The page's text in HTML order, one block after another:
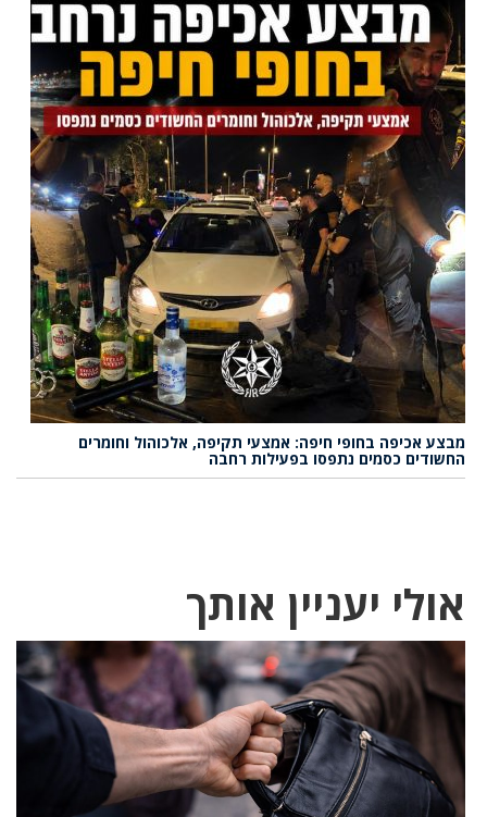
מבצע אכיפה בחופי חיפה: אמצעי תקיפה, אלכוהול וחומרים
החשודים כסמים נתפסו בפעילות רחבה
אולי יעניין אותך